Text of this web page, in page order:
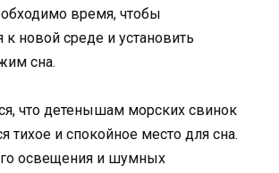
время, чтобы
к новой среде и установить
сна.
что детенышам морских свинок
тихое и спокойное место для сна.
освещения и шумных